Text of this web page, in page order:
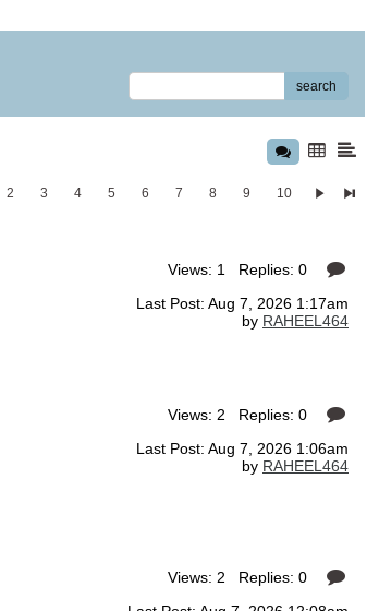
search
2 3 4 5 6 7 8 9 10
Views: 1 Replies: 0
Last Post: Aug 7, 2026 1:17am
by RAHEEL464
Views: 2 Replies: 0
Last Post: Aug 7, 2026 1:06am
by RAHEEL464
Views: 2 Replies: 0